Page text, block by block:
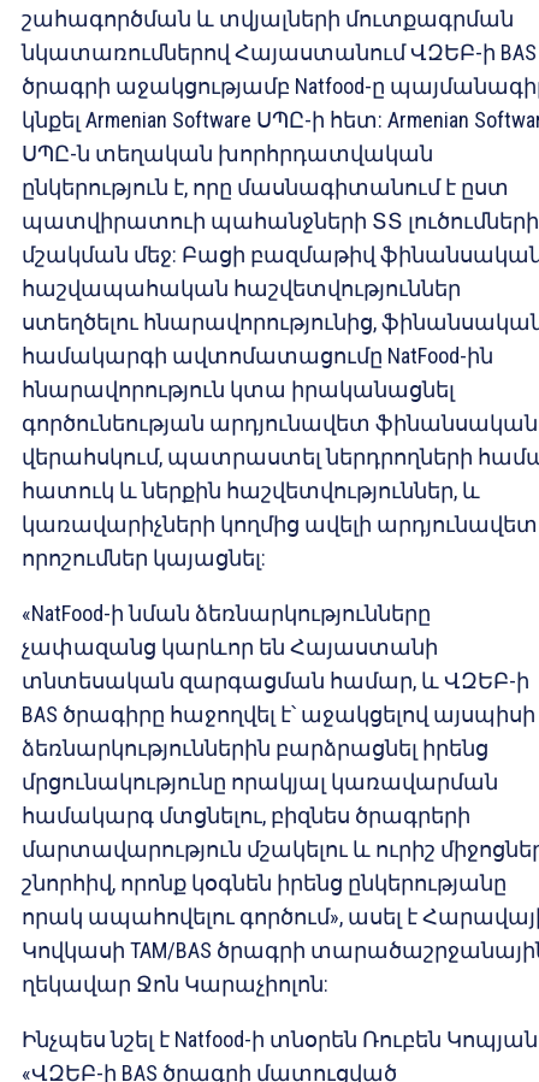
շահագործման և տվյալների մուտքագրման
նկատառումներով Հայաստանում ՎԶԵԲ-ի BAS
ծրագրի աջակցությամբ Natfood-ը
կնքել Armenian Software ՍՊԸ-ի հետ: Armenian
ՍՊԸ-ն տեղական խորհրդատվական
ընկերություն է, որը մասնագիտանում է ըստ
պատվիրատուի պահանջների ՏՏ լուծումների
մշակման մեջ: Բացի բազմաթիվ
հաշվապահական հաշվետվություններ
ստեղծելու հնարավորությունից,
համակարգի ավտոմատացումը NatFood-ին
հնարավորություն կտա իրականացնել
գործունեության արդյունավետ ֆինանսական
վերահսկում, պատրաստել ներդրողների
հատուկ և ներքին հաշվետվություններ, և
կառավարիչների կողմից ավելի արդյունավետ
որոշումներ կայացնել:
«NatFood-ի նման ձեռնարկությունները
չափազանց կարևոր են Հայաստանի
տնտեսական զարգացման համար, և ՎԶԵԲ-ի
BAS ծրագիրը հաջողվել է՝ աջակցելով այսպիսի
ձեռնարկություններին բարձրացնել իրենց
մրցունակությունը որակյալ կառավարման
համակարգ մտցնելու, բիզնես ծրագրերի
մարտավարություն մշակելու և ուրիշ
շնորհիվ, որոնք կօգնեն իրենց ընկերությանը
որակ ապահովելու գործում», ասել է
Կովկասի TAM/BAS ծրագրի
ղեկավար Ջոն Կարաչիոլոն:
Ինչպես նշել է Natfood-ի տնօրեն Ռուբեն
«ՎԶԵԲ-ի BAS ծրագրի մատուցված